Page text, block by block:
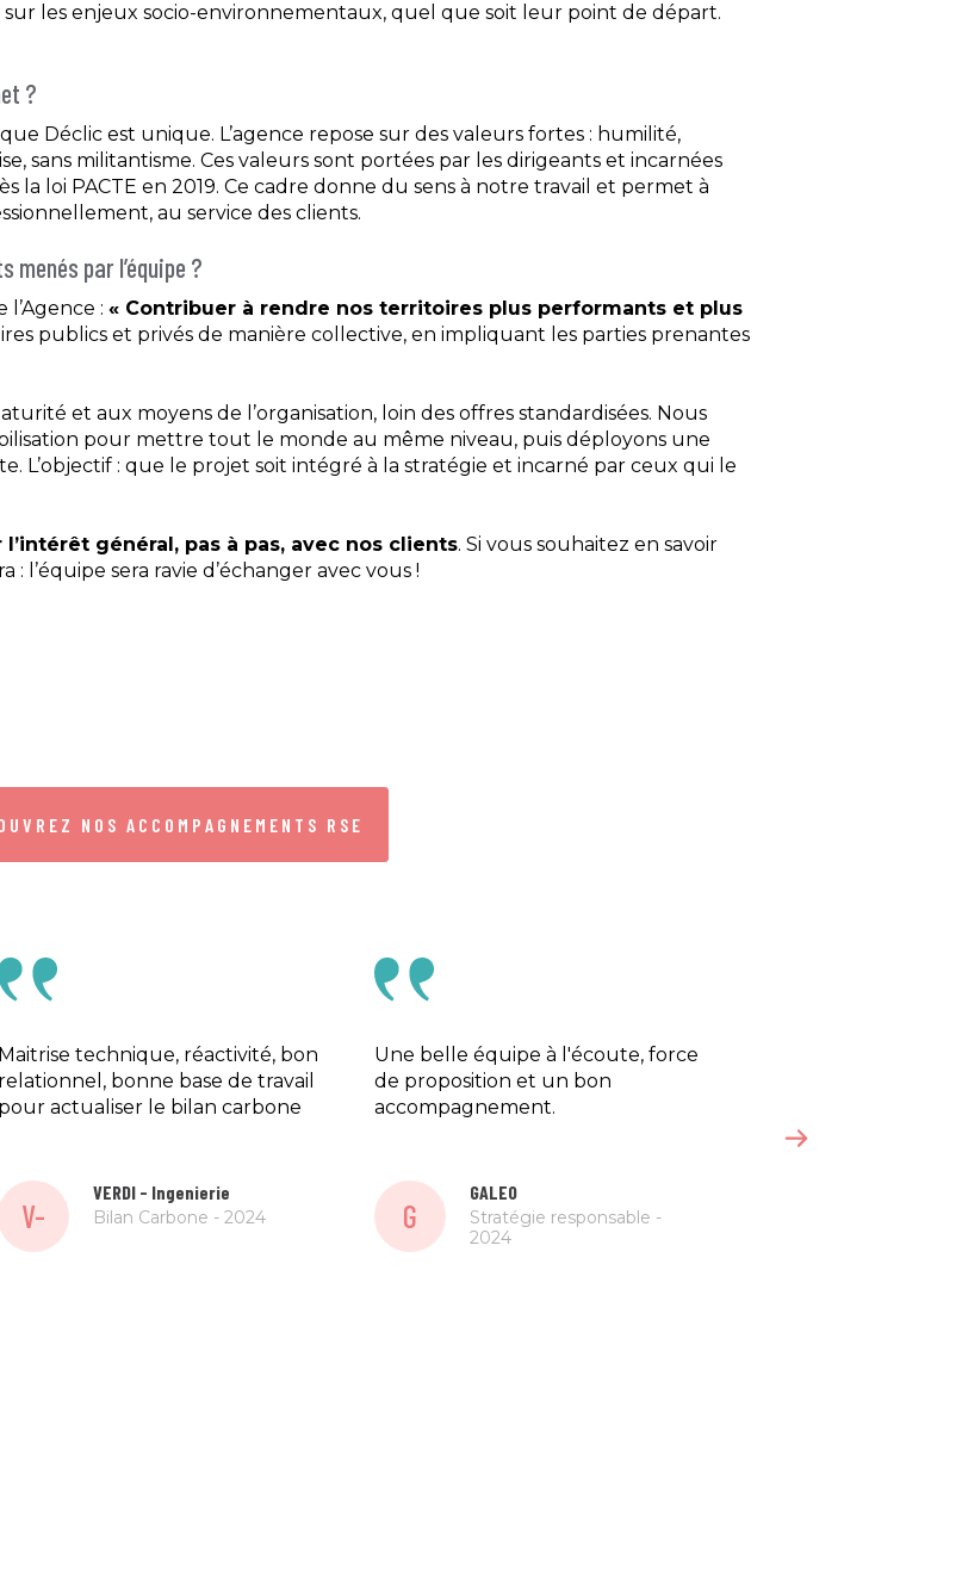
les enjeux socio-environnementaux, quel que soit leur point de départ.
?
Déclic est unique. L’agence repose sur des valeurs fortes : humilité,
sans militantisme. Ces valeurs sont portées par les dirigeants et incarnées
la loi PACTE en 2019. Ce cadre donne du sens à notre travail et permet à
au service des clients.
par l’équipe ?
: « Contribuer à rendre nos territoires plus performants et plus
publics et privés de manière collective, en impliquant les parties prenantes
et aux moyens de l’organisation, loin des offres standardisées. Nous
pour mettre tout le monde au même niveau, puis déployons une
L’objectif : que le projet soit intégré à la stratégie et incarné par ceux qui le
général, pas à pas, avec nos clients. Si vous souhaitez en savoir
l’équipe sera ravie d’échanger avec vous !
NOS ACCOMPAGNEMENTS RSE
Maitrise technique, réactivité, bon
relationnel, bonne base de travail
pour actualiser le bilan carbone
V-
VERDI - Ingenierie
Bilan Carbone - 2024
Une belle équipe à l'écoute, force
de proposition et un bon
accompagnement.
G
GALEO
Stratégie responsable -
2024
l'intervenante